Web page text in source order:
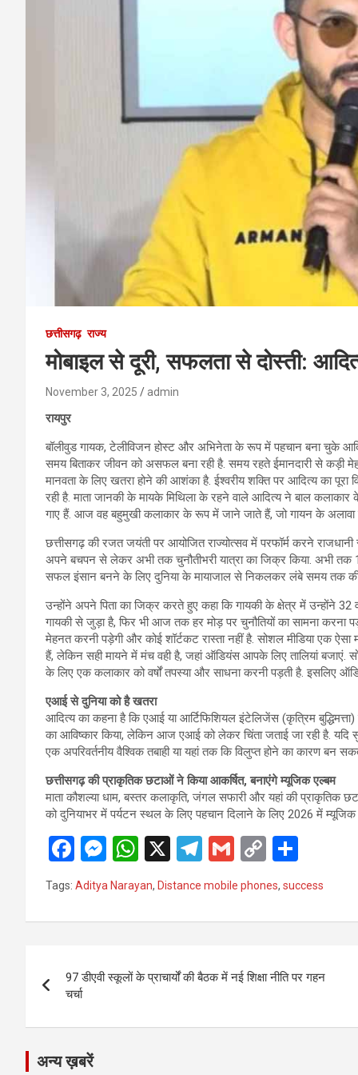
छत्तीसगढ़ राज्य
मोबाइल से दूरी, सफलता से दोस्ती:
November 3, 2025 admin
रायपुर
बॉलीवुड गायक, टेलीविजन होस्ट और अभिनेता के रूप में पहचान बना चुके
समय बिताकर जीवन को असफल बना रही है. समय रहते ईमानदारी से
मानवता के लिए खतरा होने की आशंका है. ईश्वरीय शक्ति पर आदित्य का पूरा
रही है. माता जानकी के मायके मिथिला के रहने वाले आदित्य ने बाल
गाए हैं. आज वह बहुमुखी कलाकार के रूप में जाने जाते हैं, जो गायन के
छत्तीसगढ़ की रजत जयंती पर आयोजित राज्योत्सव में परफॉर्म करने
अपने बचपन से लेकर अभी तक चुनौतीभरी यात्रा का जिक्र किया. अभी तक
सफल इंसान बनने के लिए दुनिया के मायाजाल से निकलकर लंबे समय तक की
उन्होंने अपने पिता का जिक्र करते हुए कहा कि गायकी के क्षेत्र में उन्होंने
गायकी से जुड़ा है, फिर भी आज तक हर मोड़ पर चुनौतियों का सामना
मेहनत करनी पड़ेगी और कोई शॉर्टकट रास्ता नहीं है. सोशल मीडिया एक
हैं, लेकिन सही मायने में मंच वही है, जहां ऑडियंस आपके लिए तालियां बजाएं.
के लिए एक कलाकार को वर्षों तपस्या और साधना करनी पड़ती है. इसलिए
एआई से दुनिया को है खतरा
आदित्य का कहना है कि एआई या आर्टिफिशियल इंटेलिजेंस (कृत्रिम
का आविष्कार किया, लेकिन आज एआई को लेकर चिंता जताई जा रही है.
एक अपरिवर्तनीय वैश्विक तबाही या यहां तक कि विलुप्त होने का कारण बन
छत्तीसगढ़ की प्राकृतिक छटाओं ने किया आकर्षित, बनाएंगे म्यूजिक एल्बम
माता कौशल्या धाम, बस्तर कलाकृति, जंगल सफारी और यहां की प्राकृतिक
को दुनियाभर में पर्यटन स्थल के लिए पहचान दिलाने के लिए 2026 में म्यूजिक
F
a
ce
b
o
k
M
es
se
n
er
W
at
s
p
X
T
e
gr
m
G
m
ail
C
py
Li
k
ar
e
Tags: Aditya Narayan, Distance mobile phones, success
navigation
97 डीएवी स्कूलों के प्राचार्यों की बैठक में नई शिक्षा नीति पर गहन
चर्चा
अन्य ख़बरें